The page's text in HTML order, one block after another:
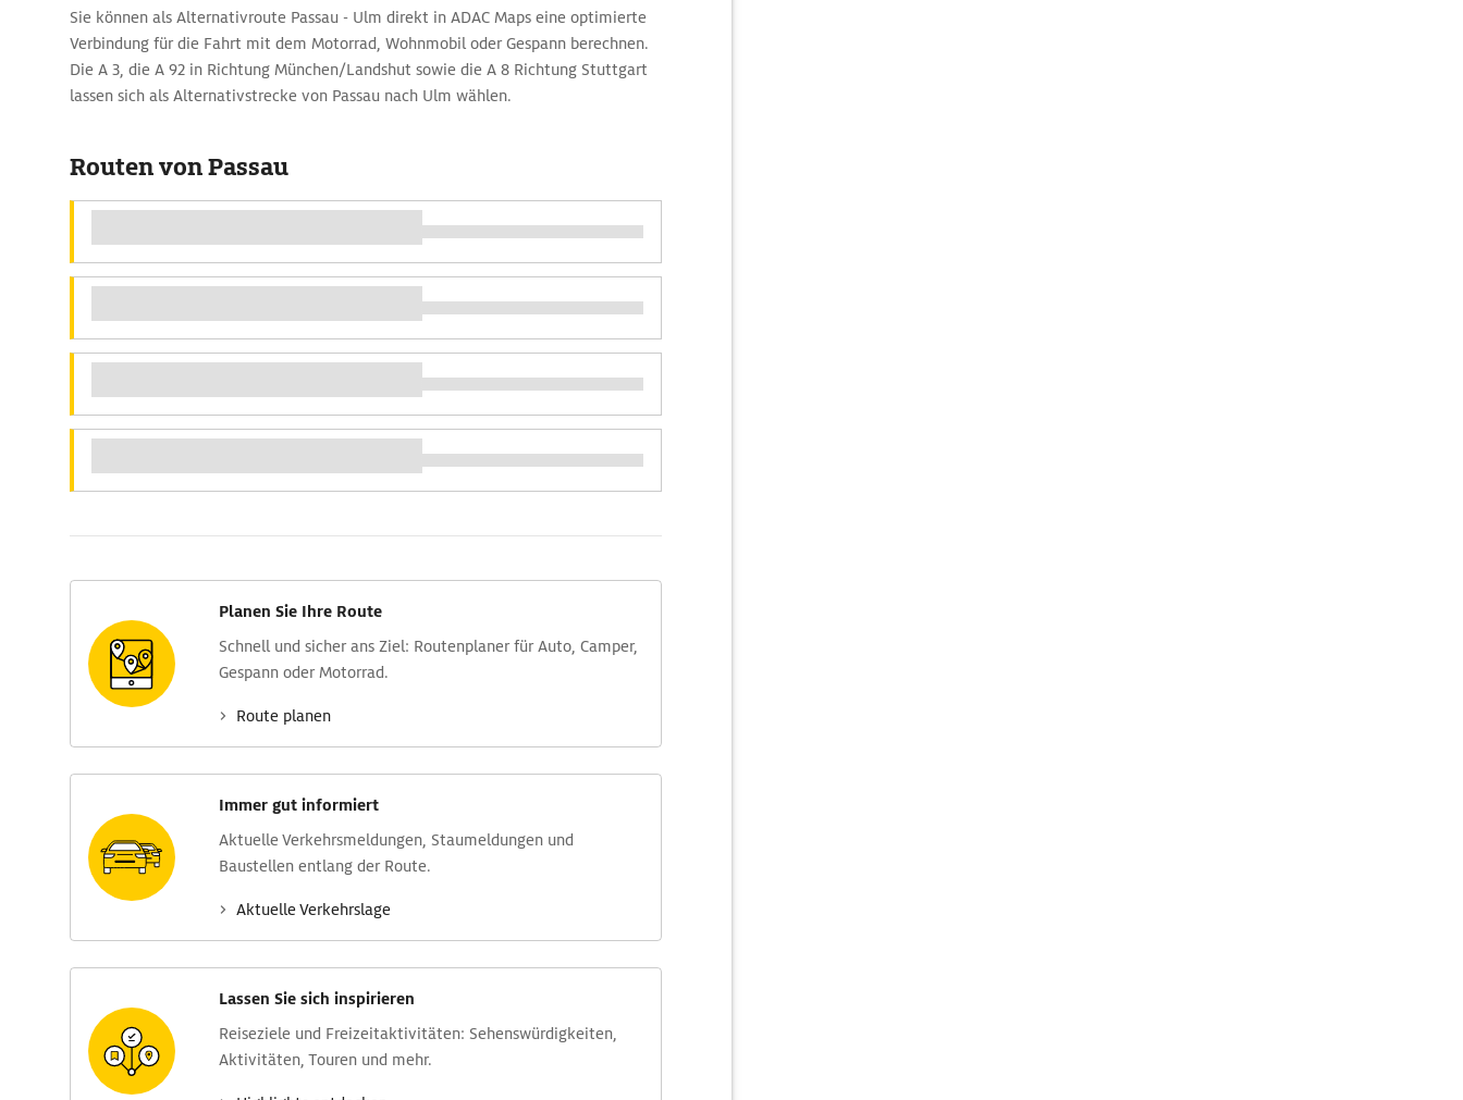
Sie können als Alternativroute Passau - Ulm direkt in ADAC Maps eine optimierte
Verbindung für die Fahrt mit dem Motorrad, Wohnmobil oder Gespann berechnen.
Die A 3, die A 92 in Richtung München/Landshut sowie die A 8 Richtung Stuttgart
lassen sich als Alternativstrecke von Passau nach Ulm wählen.
Routen von Passau
Planen Sie Ihre Route
Schnell und sicher ans Ziel: Routen­planer für Auto, Camper,
Gespann oder Motorrad.
Route planen
Immer gut informiert
Aktuelle Verkehrs­meldungen, Stau­meldungen und
Baustellen entlang der Route.
Aktuelle Verkehrs­lage
Lassen Sie sich inspirieren
Reise­ziele und Freizeit­aktivitäten: Sehens­würdig­keiten,
Aktivitäten, Touren und mehr.